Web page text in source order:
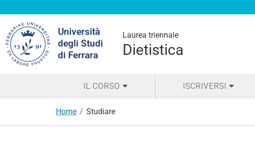
Università
degli Studi
di Ferrara
Laurea triennale
Dietistica
nel
sito
IL CORSO ISCRIVERSI
Home Studiare